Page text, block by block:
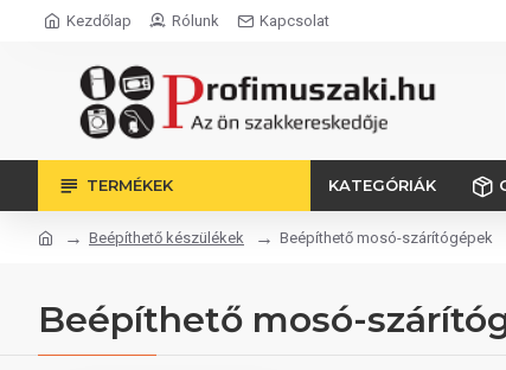
Kezdőlap Rólunk Kapcsolat
TERMÉKEK KATEGÓRIÁK
Beépíthető készülékek Beépíthető mosó-szárítógépek
Beépíthető mosó-